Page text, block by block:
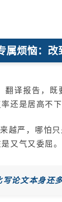
属烦恼：
译报告，
还是居高不下
越严，哪怕
又气又委屈。
论文本身还多